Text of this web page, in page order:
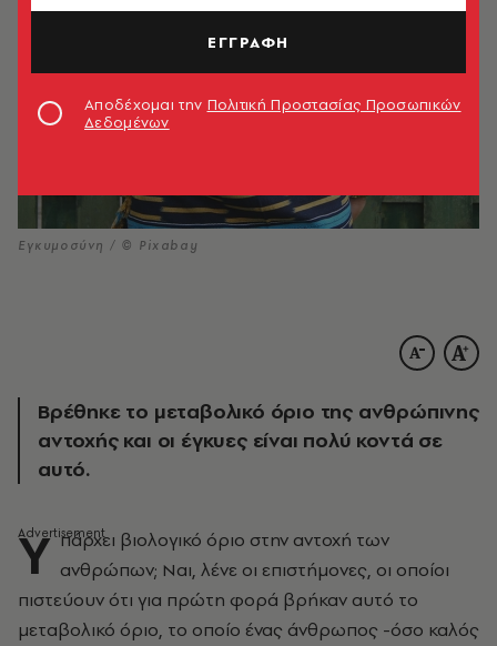
Εγκυμοσύνη / © Pixabay
Βρέθηκε το μεταβολικό όριο της ανθρώπινης
αντοχής και οι έγκυες είναι πολύ κοντά σε
αυτό.
Υ πάρχει βιολογικό όριο στην αντοχή των
ανθρώπων; Ναι, λένε οι επιστήμονες, οι οποίοι
πιστεύουν ότι για πρώτη φορά βρήκαν αυτό το
μεταβολικό όριο, το οποίο ένας άνθρωπος -όσο καλός
ΕΓΓΡΑΦΗ
Αποδέχομαι την Πολιτική Προστασίας Προσωπικών
Δεδομένων